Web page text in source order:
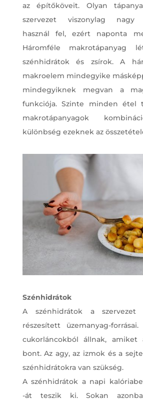
az építőköveit. Olyan
szervezet viszonylag nagy
használ fel, ezért naponta
Háromféle makrotápanyag
szénhidrátok és zsírok. A
makroelem mindegyike
mindegyiknek megvan a
funkciója. Szinte minden étel
makrotápanyagok
különbség ezeknek az
Szénhidrátok
A szénhidrátok a szervezet
részesített üzemanyag-
cukorláncokból állnak,
bont. Az agy, az izmok és a
szénhidrátokra van szükség.
A szénhidrátok a napi
-át teszik ki. Sokan